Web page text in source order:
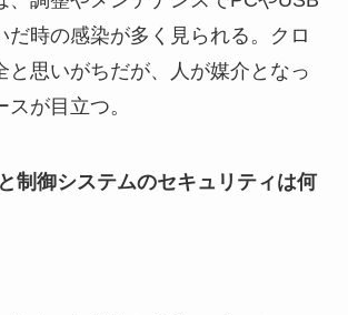
だ時の感染が多く見られる。クロ
と思いがちだが、人が媒介となっ
が目立つ。
制御システムのセキュリティは何